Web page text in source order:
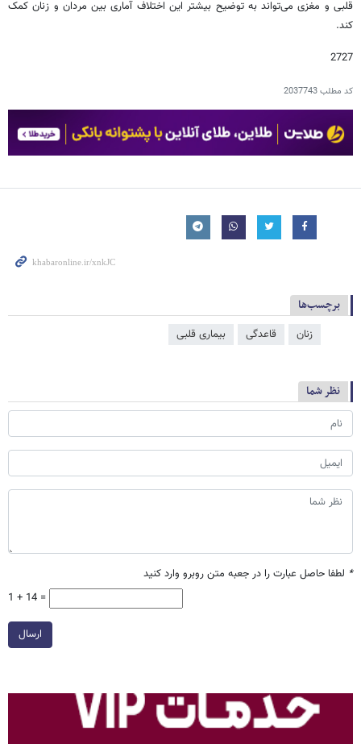
قلبی و مغزی می‌تواند به توضیح بیشتر این اختلاف آماری بین مردان و زنان کمک
کند.
2727
کد مطلب2037743
برچسب‌ها
زنان قاعدگی بیماری قلبی
نظر شما
* لطفا حاصل عبارت را در جعبه متن روبرو وارد کنید
1 + 14 =
ارسال